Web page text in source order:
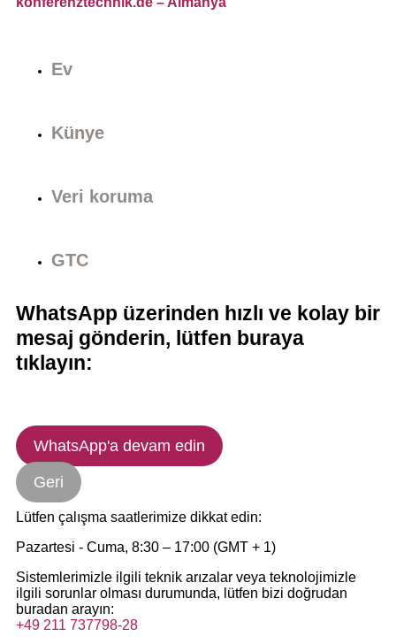
Ev
Künye
Veri koruma
GTC
WhatsApp üzerinden hızlı ve kolay bir
mesaj gönderin, lütfen buraya
tıklayın:
WhatsApp'a devam edin
Geri
Lütfen çalışma saatlerimize dikkat edin:
Pazartesi - Cuma, 8:30 – 17:00 (GMT + 1)
Sistemlerimizle ilgili teknik arızalar veya teknolojimizle
ilgili sorunlar olması durumunda, lütfen bizi doğrudan
buradan arayın:
+49 211 737798-28